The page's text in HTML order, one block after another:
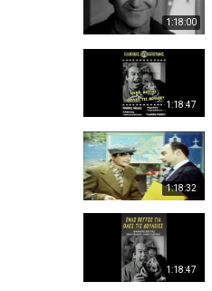
1:18:00
1:18:47
1:18:32
1:18:47